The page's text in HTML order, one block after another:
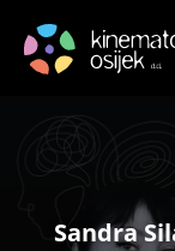
Sandra